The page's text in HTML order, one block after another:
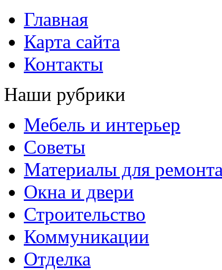
Главная
Карта сайта
Контакты
Наши рубрики
Мебель и интерьер
Советы
Материалы для
Окна и двери
Строительство
Коммуникации
Отделка